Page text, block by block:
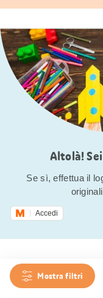
Altolà!
Se sì, effettua il
Accedi
Mostra filtri